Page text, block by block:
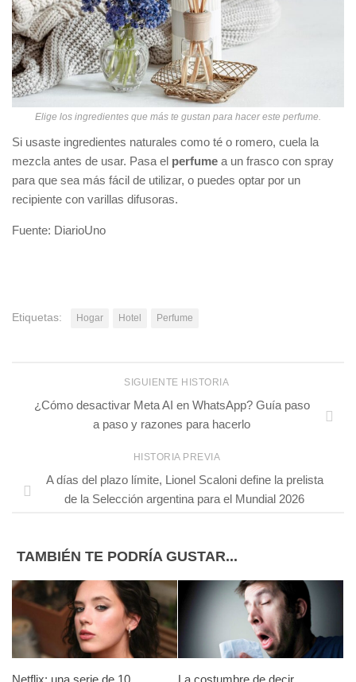
Elige los ingredientes que más te gustan para hacer este perfume.
Si usaste ingredientes naturales como té o romero, cuela la
mezcla antes de usar. Pasa el perfume a un frasco con spray
para que sea más fácil de utilizar, o puedes optar por un
recipiente con varillas difusoras.
Fuente: DiarioUno
Etiquetas: Hogar Hotel Perfume
SIGUIENTE HISTORIA
¿Cómo desactivar Meta AI en WhatsApp? Guía paso
a paso y razones para hacerlo
HISTORIA PREVIA
A días del plazo límite, Lionel Scaloni define la prelista
de la Selección argentina para el Mundial 2026
TAMBIÉN TE PODRÍA GUSTAR...